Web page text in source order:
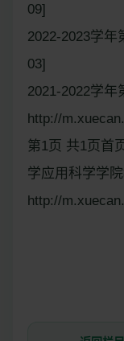
09]
2022-2023学年
03]
2021-2022学年
http://
第1页 共1页首
学应用科学学
http://